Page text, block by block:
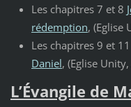
Les chapitres 7 et 8
rédemption, (Eglise
Les chapitres 9 et 11
Daniel, (Eglise
L’Évangile de